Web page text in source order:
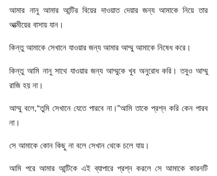
আমার নানু আমার আন্টির বিয়ের দাওয়াত দেয়ার জন্য আমাকে নিয়ে তার
আত্মীয়ের বাসায় যান।
কিন্তু আমাকে সেখানে যাওয়ার জন্য আমার আম্মু আমাকে নিষেধ করে।
কিন্তু আমি নানু সাথে যাওয়ার জন্য আম্মুকে খুব অনুরোধ করি। তবুও আম্মু
রাজি হয় না।
আম্মু বলে,“তুমি সেখানে যেতে পারবে না।”আমি তাকে প্রশ্ন করি কেন পারব
না।
সে আমাকে কোন কিছু না বলে সেখান থেকে চলে যায়।
আমি পরে আমার আন্টিকে এই ব্যাপারে প্রশ্ন করলে সে আমাকে কারনটি